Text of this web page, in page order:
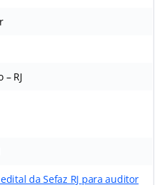
– RJ
da Sefaz RJ para auditor